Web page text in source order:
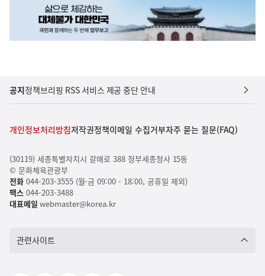
공지정책브리핑 RSS 서비스 제공 중단 안내
개인정보처리방침저작권정책이메일 수집거부자주 묻는 질문(FAQ)
(30119) 세종특별자치시 갈매로 388 정부세종청사 15동
© 문화체육관광부
전화044-203-3555 (월-금 09:00 - 18:00, 공휴일 제외)
팩스044-203-3488
대표메일 webmaster@korea.kr
관련사이트